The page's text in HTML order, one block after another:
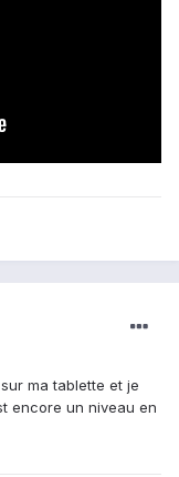
ma tablette et je
encore un niveau en